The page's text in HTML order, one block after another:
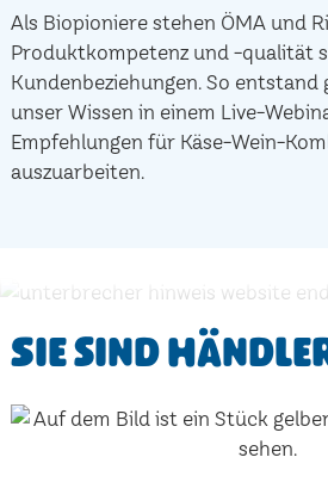
Als Biopioniere stehen ÖMA und
Produktkompetenz und -qualität
Kundenbeziehungen. So entstand
unser Wissen in einem Live-
Empfehlungen für Käse-Wein-
auszuarbeiten.
Sie sind